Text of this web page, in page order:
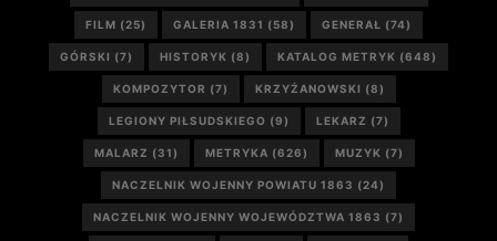
FILM (25) GALERIA 1831 (58) GENERAŁ (74)
GÓRSKI (7) HISTORYK (8) KATALOG METRYK (648)
KOMPOZYTOR (7) KRZYŻANOWSKI (8)
LEGIONY PIŁSUDSKIEGO (9) LEKARZ (7)
MALARZ (31) METRYKA (626) MUZYK (7)
NACZELNIK WOJENNY POWIATU 1863 (24)
NACZELNIK WOJENNY WOJEWÓDZTWA 1863 (7)